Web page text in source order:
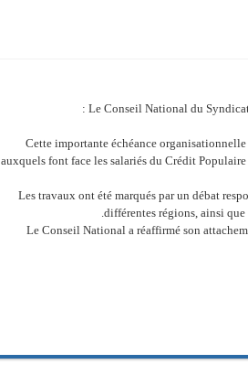
Le Conseil National du
Cette importante échéance
auxquels font face les salariés du Crédit
Les travaux ont été marqués par un débat
différentes régions, ainsi
Le Conseil National a réaffirmé son